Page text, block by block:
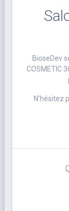
BioseDev
COSMETIC
N’hésitez